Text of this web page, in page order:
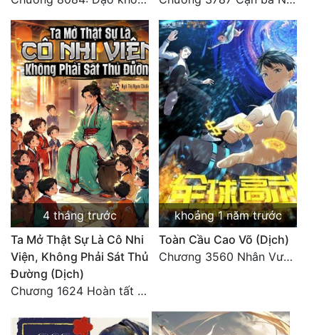
4 tháng trước
Ta Mở Thật Sự Là Cô Nhi
Viện, Không Phải Sát Thủ
Đường (Dịch)
Chương 1624 Hoàn tất cảm nghĩ (2)
khoảng 1 năm trước
Toàn Cầu Cao Võ (Dịch)
Chương 3560 Nhân Vương trở về - END